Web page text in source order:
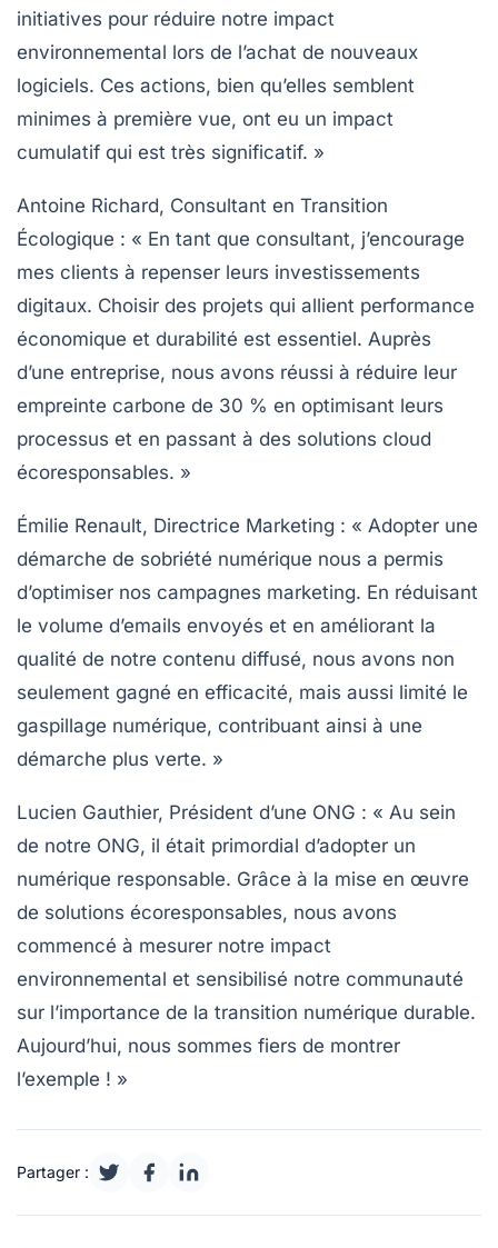
initiatives pour réduire notre impact
environnemental lors de l’achat de nouveaux
logiciels. Ces actions, bien qu’elles semblent
minimes à première vue, ont eu un impact
cumulatif qui est très significatif. »
Antoine Richard, Consultant en Transition
Écologique : « En tant que consultant, j’encourage
mes clients à repenser leurs investissements
digitaux. Choisir des projets qui allient performance
économique et durabilité est essentiel. Auprès
d’une entreprise, nous avons réussi à réduire leur
empreinte carbone de 30 % en optimisant leurs
processus et en passant à des solutions cloud
écoresponsables. »
Émilie Renault, Directrice Marketing : « Adopter une
démarche de sobriété numérique nous a permis
d’optimiser nos campagnes marketing. En réduisant
le volume d’emails envoyés et en améliorant la
qualité de notre contenu diffusé, nous avons non
seulement gagné en efficacité, mais aussi limité le
gaspillage numérique, contribuant ainsi à une
démarche plus verte. »
Lucien Gauthier, Président d’une ONG : « Au sein
de notre ONG, il était primordial d’adopter un
numérique responsable. Grâce à la mise en œuvre
de solutions écoresponsables, nous avons
commencé à mesurer notre impact
environnemental et sensibilisé notre communauté
sur l’importance de la transition numérique durable.
Aujourd’hui, nous sommes fiers de montrer
l’exemple ! »
Partager :